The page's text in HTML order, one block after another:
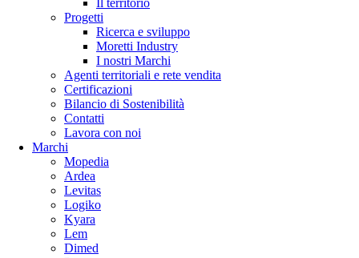
Il territorio
Progetti
Ricerca e sviluppo
Moretti Industry
I nostri Marchi
Agenti territoriali e rete vendita
Certificazioni
Bilancio di Sostenibilità
Contatti
Lavora con noi
Marchi
Mopedia
Ardea
Levitas
Logiko
Kyara
Lem
Dimed